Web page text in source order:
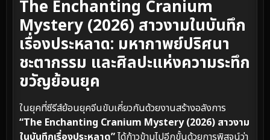
The Enchanting Cranium
Mystery (2026) สาวงามในบันทึก
เรื่องประหลาด: มหากาพย์ปริศนา
ชะตากรรม และศิลปะแห่งความระทึก
ขวัญย้อนยุค
ในยุคที่ซีรีส์ย้อนยุคจีนขับเคี่ยวกันด้วยงานสร้างอลังการ
“The Enchanting Cranium Mystery (2026) สาวงาม
ในบันทึกเรื่องประหลาด”ได้ก้าวข้ามไปอีกขั้นด้วยการพิสูจน์ว่า